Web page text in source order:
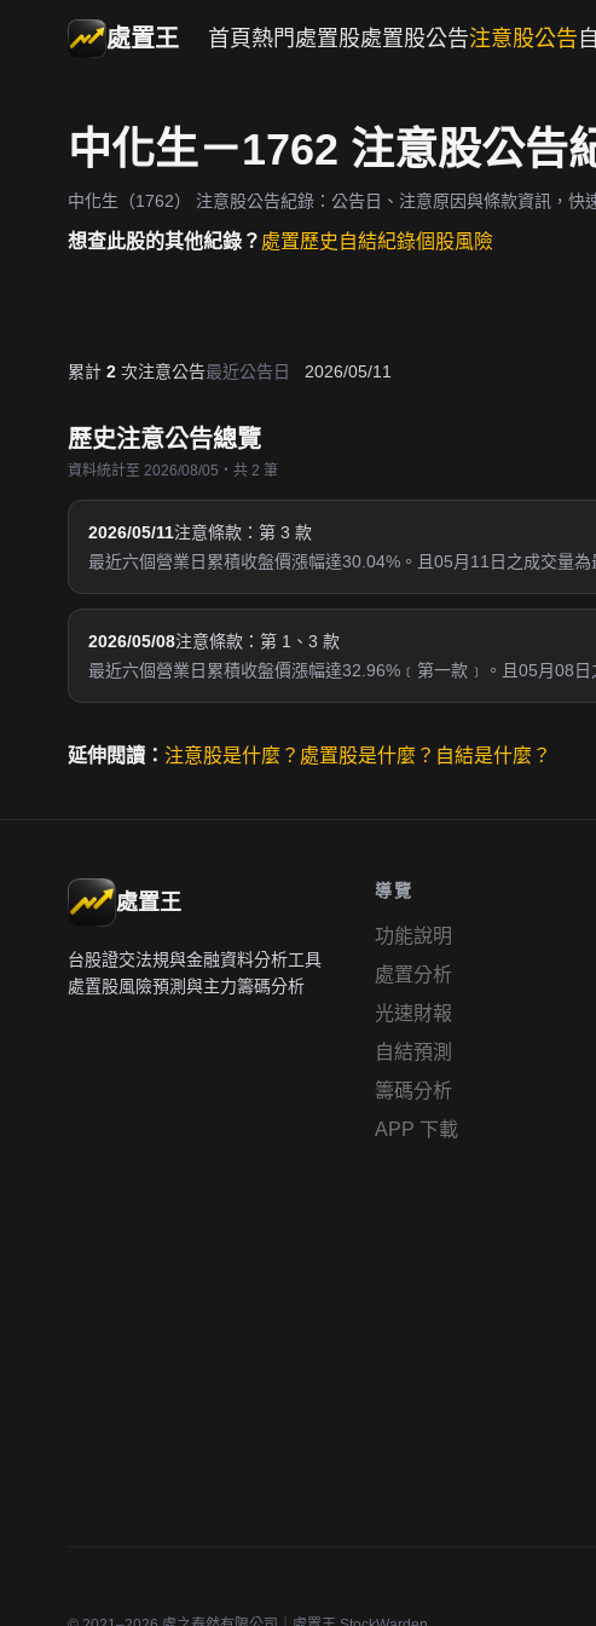
處置王 首頁 熱門處置股處置股公告注意股公告
中化生－1762 注意股公告
中化生（1762） 注意股公告紀錄：公告日、注意原因與條款資訊，快
想查此股的其他紀錄？ 處置歷史自結紀錄個股風險
累計 2 次注意公告最近公告日 2026/05/11
歷史注意公告總覽
資料統計至 2026/08/05・共 2 筆
2026/05/11注意條款：第 3 款
最近六個營業日累積收盤價漲幅達30.04%。且05月11日之成交量
2026/05/08注意條款：第 1、3 款
最近六個營業日累積收盤價漲幅達32.96%﹝第一款﹞。且05月08
延伸閱讀： 注意股是什麼？ 處置股是什麼？ 自結是什麼？
處置王
台股證交法規與金融資料分析工具
處置股風險預測與主力籌碼分析
導覽
功能說明
處置分析
光速財報
自結預測
籌碼分析
APP 下載